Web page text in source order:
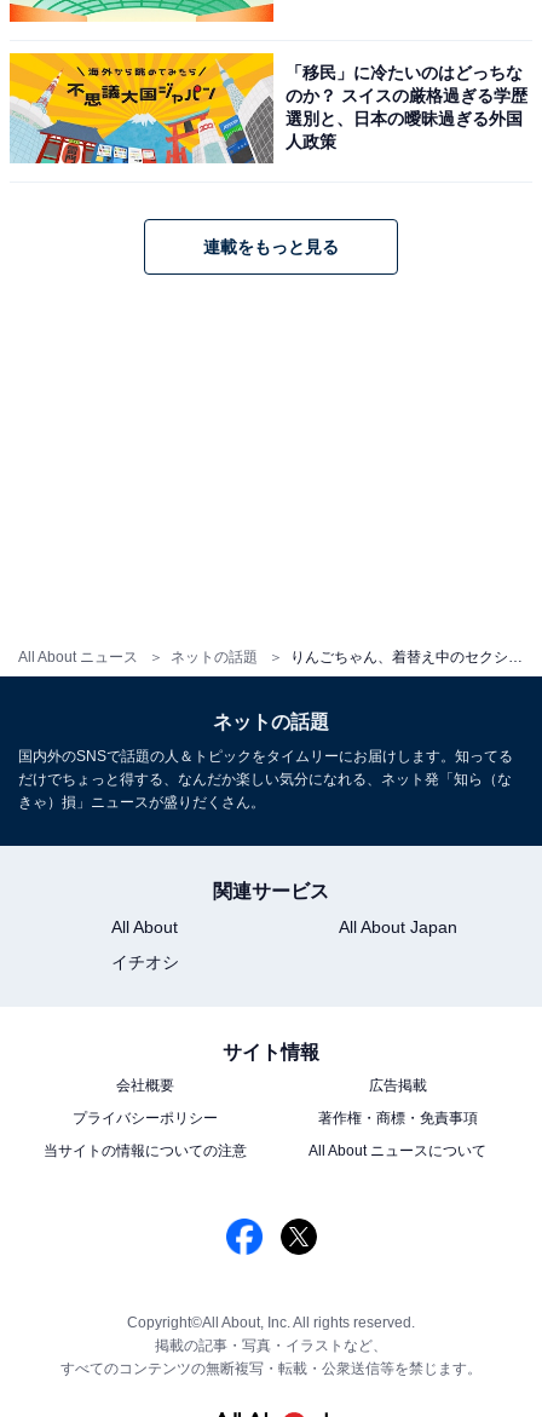
All About ニュース ネットの話題
「移民」に冷たいのはどっちな
のか？ スイスの厳格過ぎる学歴
選別と、日本の曖昧過ぎる外国
人政策
連載をもっと見る
ネットの話題
国内外のSNSで話題の人＆トピックをタイムリーにお届けします。知ってる
だけでちょっと得する、なんだか楽しい気分になれる、ネット発「知ら（な
きゃ）損」ニュースが盛りだくさん。
関連サービス
All About
All About Japan
イチオシ
サイト情報
会社概要
広告掲載
プライバシーポリシー
著作権・商標・免責事項
当サイトの情報についての注意
All About ニュースについて
Copyright©All About, Inc. All rights reserved.
掲載の記事・写真・イラストなど、
すべてのコンテンツの無断複写・転載・公衆送信等を禁じます。